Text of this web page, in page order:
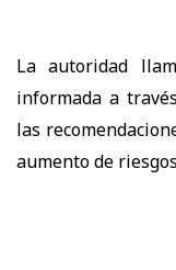
La autoridad
informada a
las
aumento de